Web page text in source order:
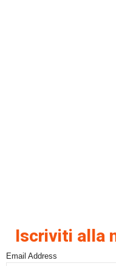
Iscriviti alla
Email Address